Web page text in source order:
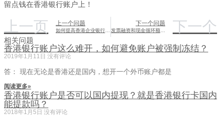
留点钱在香港银行账户上！
上一页 上一个问题 下一个问题
发票融资和现金循环额度不同之处 下一个
相关问题
香港银行账户这么难开，如何避免账户被强制冻结？
2019年1月11日 没有评论
答： 现在无论是香港还是国内，想开一个外币账户都是
阅读更多»
香港银行账户是否可以国内提现？就是香港银行卡国内
能提款吗？
2018年1月5日 没有评论